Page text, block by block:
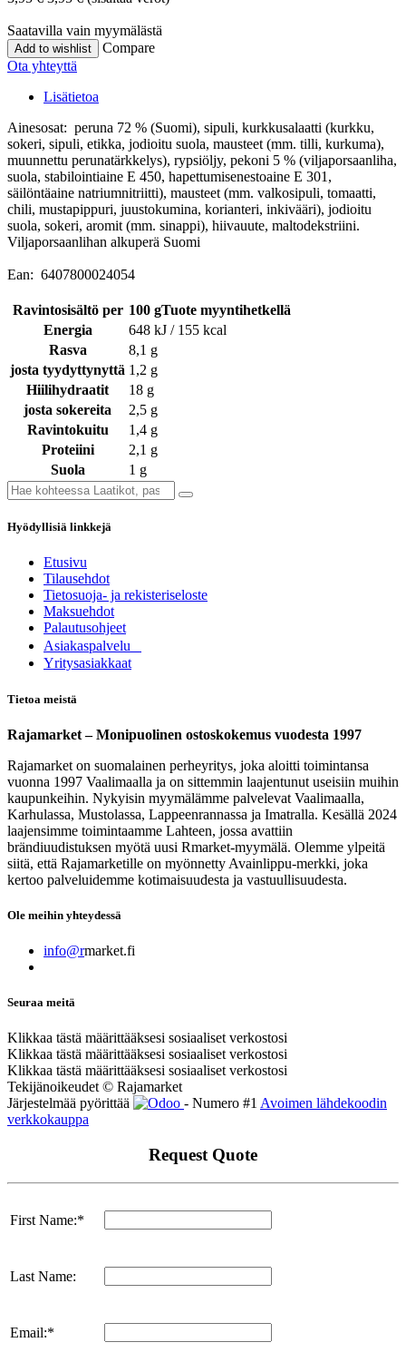
Saatavilla vain myymälästä
Add to wishlist
Compare
Ota yhteyttä
Lisätietoa
Ainesosat: peruna 72 % (Suomi), sipuli, kurkkusalaatti (kurkku,
sokeri, sipuli, etikka, jodioitu suola, mausteet (mm. tilli, kurkuma),
muunnettu perunatärkkelys), rypsiöljy, pekoni 5 % (viljaporsaanliha,
suola, stabilointiaine E 450, hapettumisenestoaine E 301,
säilöntäaine natriumnitriitti), mausteet (mm. valkosipuli, tomaatti,
chili, mustapippuri, juustokumina, korianteri, inkivääri), jodioitu
suola, sokeri, aromit (mm. sinappi), hiivauute, maltodekstriini.
Viljaporsaanlihan alkuperä Suomi
Ean: 6407800024054
Ravintosisältö per 100 gTuote myyntihetkellä
Energia
648 kJ / 155 kcal
Rasva
8,1 g
josta tyydyttynyttä 1,2 g
Hiilihydraatit
18 g
josta sokereita
2,5 g
Ravintokuitu
1,4 g
Proteiini
2,1 g
Suola
1 g
Hyödyllisiä linkkejä
Etusivu
Tilausehdot
Tietosuoja- ja rekisteriseloste
Maksuehdot
Palautusohjeet
Asia​k​aspalvelu
​Yritysasiakkaat
Tietoa meistä
Rajamarket – Monipuolinen ostoskokemus vuodesta 1997
Rajamarket on suomalainen perheyritys, joka aloitti toimintansa
vuonna 1997 Vaalimaalla ja on sittemmin laajentunut useisiin muihin
kaupunkeihin. Nykyisin myymälämme palvelevat Vaalimaalla,
Karhulassa, Mustolassa, Lappeenrannassa ja Imatralla. Kesällä 2024
laajensimme toimintaamme Lahteen, jossa avattiin
brändiuudistuksen myötä uusi Rmarket-myymälä. Olemme ylpeitä
siitä, että Rajamarketille on myönnetty Avainlippu-merkki, joka
kertoo palveluidemme kotimaisuudesta ja vastuullisuudesta.
Ole meihin yhteydessä
info@rmarket.fi
Seuraa meitä
Klikkaa tästä määrittääksesi sosiaaliset verkostosi
Klikkaa tästä määrittääksesi sosiaaliset verkostosi
Klikkaa tästä määrittääksesi sosiaaliset verkostosi
Tekijänoikeudet © Rajamarket
Järjestelmää pyörittää
- Numero #1 Avoimen lähdekoodin
verkkokauppa
Request Quote
First Name:*
Last Name:
Email:*